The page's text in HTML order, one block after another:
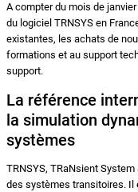
A compter du mois de
du logiciel TRNSYS en
existantes, les achats de
formations et au support
support.
La référence
la simulation
systèmes
TRNSYS, TRaNsient
des systèmes transitoires. Il